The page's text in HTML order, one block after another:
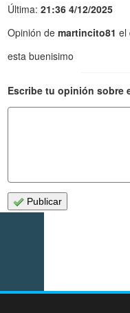
Última:21:36 4/12/2025
Opinión demartincito81 el
esta buenisimo
Escribe tu opinión sobre
Publicar